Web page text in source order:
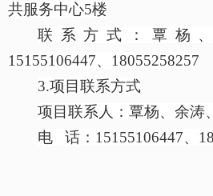
共服务中心5楼
联系方式：覃杨
15155106447、18055258257
3.项目联系方式
项目联系人：覃杨、余涛
电
话： 15155106447、